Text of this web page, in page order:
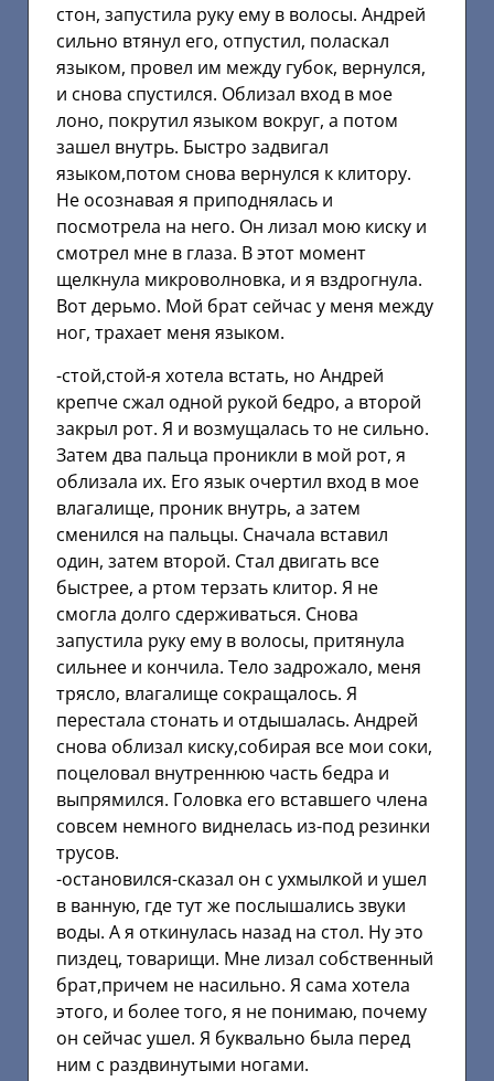
стон, запустила руку ему в волосы. Андрей
сильно втянул его, отпустил, поласкал
языком, провел им между губок, вернулся,
и снова спустился. Облизал вход в мое
лоно, покрутил языком вокруг, а потом
зашел внутрь. Быстро задвигал
языком,потом снова вернулся к клитору.
Не осознавая я приподнялась и
посмотрела на него. Он лизал мою киску и
смотрел мне в глаза. В этот момент
щелкнула микроволновка, и я вздрогнула.
Вот дерьмо. Мой брат сейчас у меня между
ног, трахает меня языком.
-стой,стой-я хотела встать, но Андрей
крепче сжал одной рукой бедро, а второй
закрыл рот. Я и возмущалась то не сильно.
Затем два пальца проникли в мой рот, я
облизала их. Его язык очертил вход в мое
влагалище, проник внутрь, а затем
сменился на пальцы. Сначала вставил
один, затем второй. Стал двигать все
быстрее, а ртом терзать клитор. Я не
смогла долго сдерживаться. Снова
запустила руку ему в волосы, притянула
сильнее и кончила. Тело задрожало, меня
трясло, влагалище сокращалось. Я
перестала стонать и отдышалась. Андрей
снова облизал киску,собирая все мои соки,
поцеловал внутреннюю часть бедра и
выпрямился. Головка его вставшего члена
совсем немного виднелась из-под резинки
трусов.
-остановился-сказал он с ухмылкой и ушел
в ванную, где тут же послышались звуки
воды. А я откинулась назад на стол. Ну это
пиздец, товарищи. Мне лизал собственный
брат,причем не насильно. Я сама хотела
этого, и более того, я не понимаю, почему
он сейчас ушел. Я буквально была перед
ним с раздвинутыми ногами.